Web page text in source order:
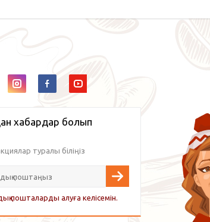
хабардар болып
туралы біліңіз
пошталарды алуға келісемін.